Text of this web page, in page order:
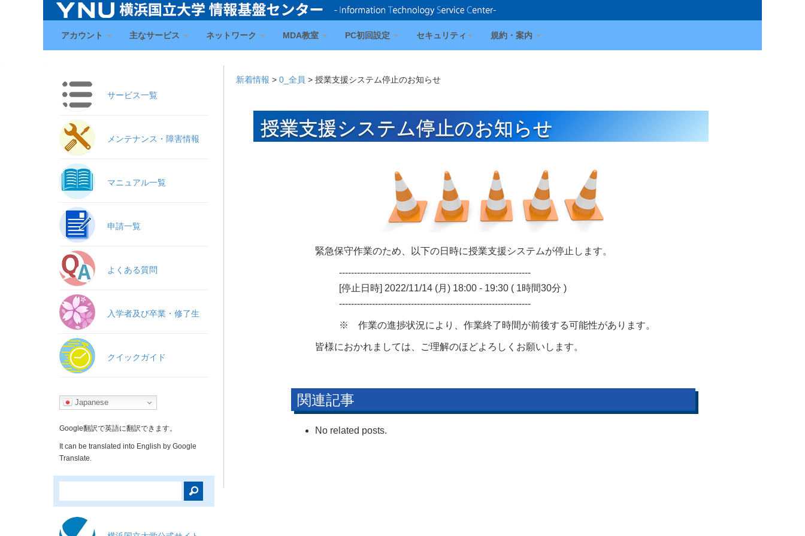
アカウント 主なサービス ネットワーク MDA教室 PC初回設定 セキュリティ 規約・案内
サービス一覧
メンテナンス・障害情報
マニュアル一覧
申請一覧
よくある質問
入学者及び卒業・修了生
クイックガイド
Japanese
Google翻訳で英語に翻訳できます。
It can be translated into English by Google
Translate.
新着情報 >0_全員 >授業支援システム停止のお知らせ
授業支援システム停止のお知らせ
緊急保守作業のため、以下の日時に授業支援システムが停止します。
----------------------------------------------------------------
[停止日時] 2022/11/14 (月) 18:00 - 19:30 ( 1時間30分 )
----------------------------------------------------------------
※ 作業の進捗状況により、作業終了時間が前後する可能性があります。
皆様におかれましては、ご理解のほどよろしくお願いします。
関連記事
No related posts.